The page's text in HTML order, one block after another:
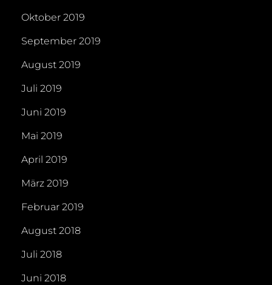
Oktober 2019
September 2019
August 2019
Juli 2019
Juni 2019
Mai 2019
April 2019
März 2019
Februar 2019
August 2018
Juli 2018
Juni 2018